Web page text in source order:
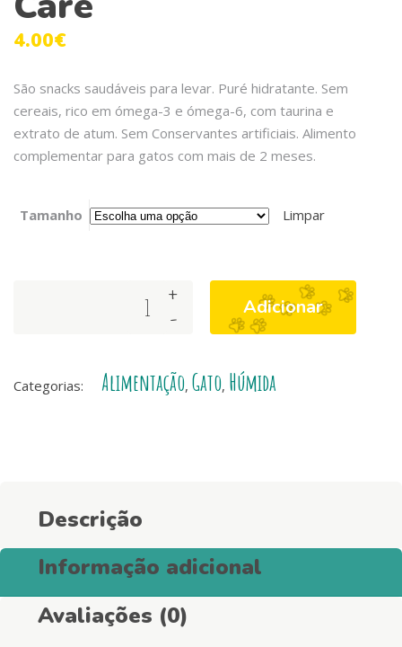
4.00€
São snacks saudáveis para levar. Puré hidratante. Sem
cereais, rico em ómega-3 e ómega-6, com taurina e
extrato de atum. Sem Conservantes artificiais. Alimento
complementar para gatos com mais de 2 meses.
Tamanho Limpar
-
-
+ Adicionar
Categorias: Alimentação, Gato, Húmida
Descrição
Informação adicional
Avaliações (0)